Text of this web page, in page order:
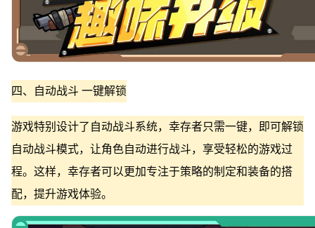
四、自动战斗 一键解锁
游戏特别设计了自动战斗系统，幸存者只需一键，即可解锁
自动战斗模式，让角色自动进行战斗，享受轻松的游戏过
程。这样，幸存者可以更加专注于策略的制定和装备的搭
配，提升游戏体验。